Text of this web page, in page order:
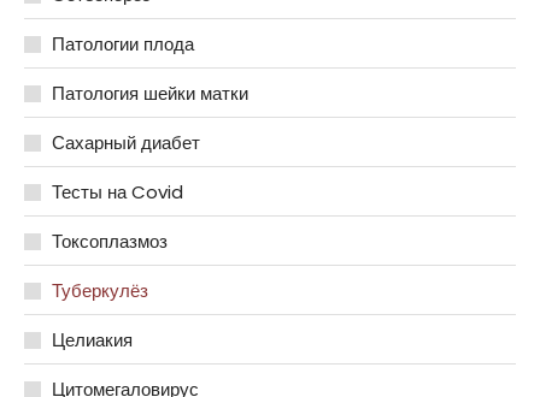
Патологии плода
Патология шейки матки
Сахарный диабет
Тесты на Covid
Токсоплазмоз
Туберкулёз
Целиакия
Цитомегаловирус